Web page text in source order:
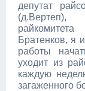
депутат
Братенков, я
работы
уходит из
каждую
загаженного